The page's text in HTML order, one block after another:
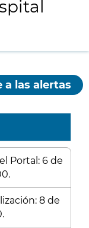
a las alertas
Portal: 6 de
8 de